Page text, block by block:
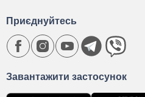
Завантажити застосунок
Приєднуйтесь